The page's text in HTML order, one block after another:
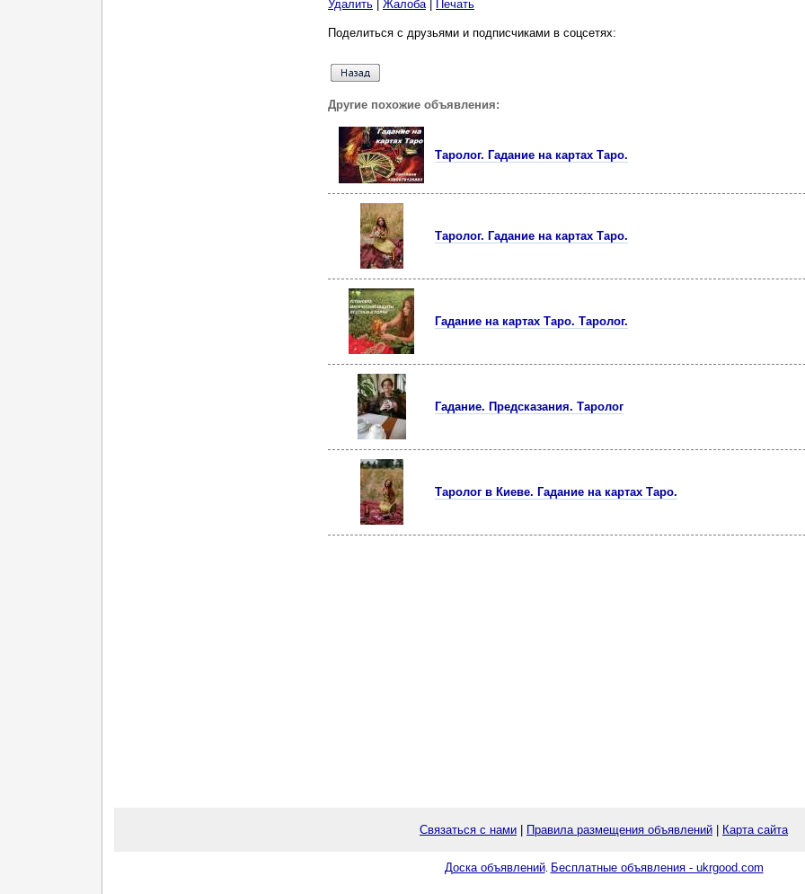
Удалить Жалоба| Печать
Поделиться с друзьями и подписчиками в соцсетях:
Другие похожие объявления:
Таролог. Гадание на картах Таро.
Таролог. Гадание на картах Таро.
Гадание на картах Таро. Таролог.
Гадание. Предсказания. Таролог
Таролог в Киеве. Гадание на картах Таро.
Связаться с нами Правила размещения объявлений Карта сайта
Доска объявлений. Бесплатные объявления - ukrgood.com